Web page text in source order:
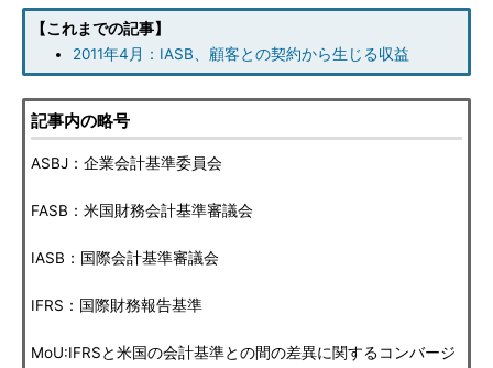
【これまでの記事】
2011年4月：IASB、顧客との契約から生じる収益
記事内の略号
ASBJ：企業会計基準委員会
FASB：米国財務会計基準審議会
IASB：国際会計基準審議会
IFRS：国際財務報告基準
MoU:IFRSと米国の会計基準との間の差異に関するコンバージ